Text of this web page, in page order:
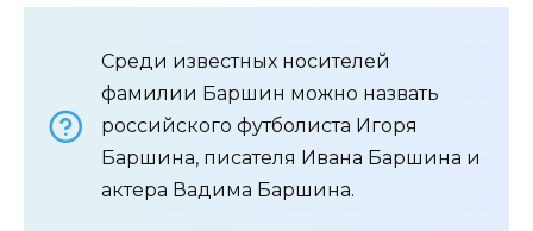
Среди известных носителей
фамилии Баршин можно назвать
российского футболиста Игоря
Баршина, писателя Ивана Баршина и
актера Вадима Баршина.